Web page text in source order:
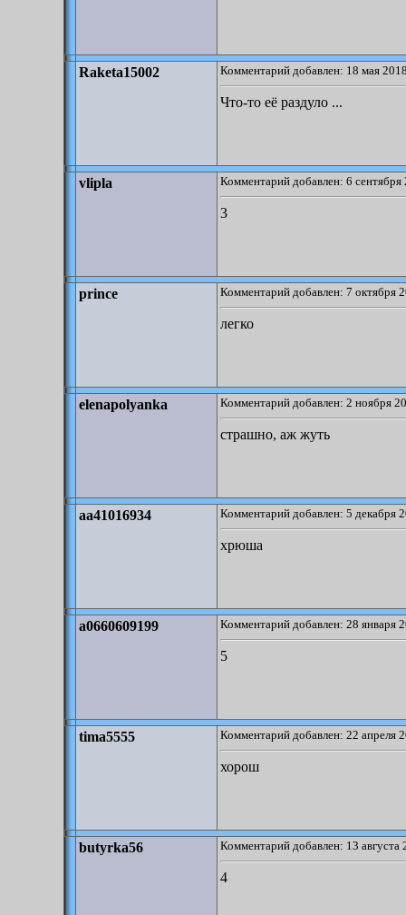
Raketa15002 Комментарий добавлен: 18 мая
Что-то её раздуло ...
vlipla Комментарий добавлен: 6
3
prince Комментарий добавлен: 7 октября
легко
elenapolyanka Комментарий добавлен: 2 ноября
страшно, аж жуть
aa41016934 Комментарий добавлен: 5 декабря
хрюша
a0660609199 Комментарий добавлен: 28 января
5
tima5555 Комментарий добавлен: 22 апреля
хорош
butyrka56 Комментарий добавлен: 13 августа
4